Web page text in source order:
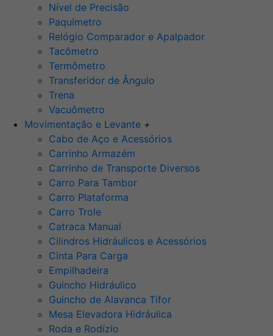
Nível de Precisão
Paquímetro
Relógio Comparador e Apalpador
Tacômetro
Termômetro
Transferidor de Ângulo
Trena
Vacuômetro
Movimentação e Levante +
Cabo de Aço e Acessórios
Carrinho Armazém
Carrinho de Transporte Diversos
Carro Para Tambor
Carro Plataforma
Carro Trole
Catraca Manual
Cilindros Hidráulicos e Acessórios
Cinta Para Carga
Empilhadeira
Guincho Hidráulico
Guincho de Alavanca Tifor
Mesa Elevadora Hidráulica
Roda e Rodízio